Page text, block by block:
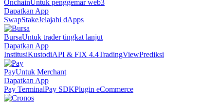
OnchainUntuk penggemar web3
Dapatkan App
SwapStakeJelajahi dApps
BursaUntuk trader tingkat lanjut
Dapatkan App
InstitusiKustodiAPI & FIX 4.4TradingViewPrediksi
PayUntuk Merchant
Dapatkan App
Pay TerminalPay SDKPlugin eCommerce